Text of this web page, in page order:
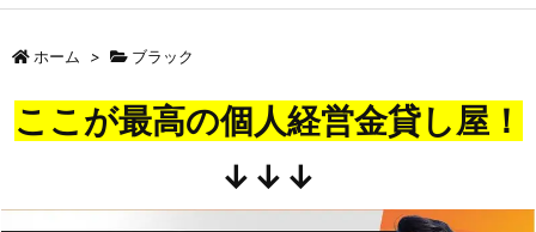
ホーム > ブラック
ここが最高の個人経営金貸し屋！
↓↓↓